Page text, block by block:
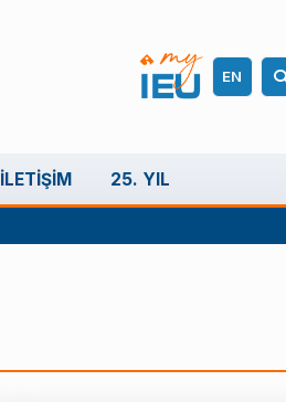
EN
İLETIŞIM 25. YIL